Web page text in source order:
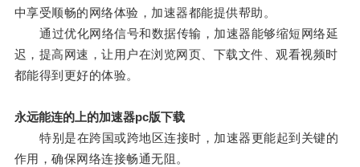
中享受顺畅的网络体验，加速器都能提供帮助。
通过优化网络信号和数据传输，加速器能够缩短网络延
迟，提高网速，让用户在浏览网页、下载文件、观看视频时
都能得到更好的体验。
永远能连的上的加速器pc版下载
特别是在跨国或跨地区连接时，加速器更能起到关键的
作用，确保网络连接畅通无阻。